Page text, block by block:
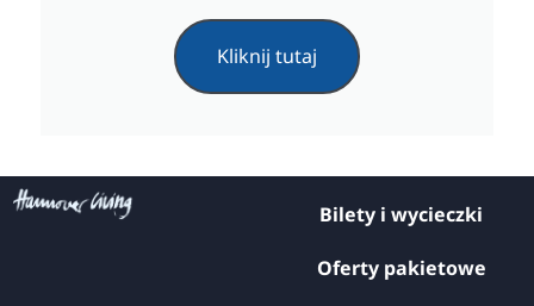
Kliknij tutaj
Bilety i wycieczki
Oferty pakietowe